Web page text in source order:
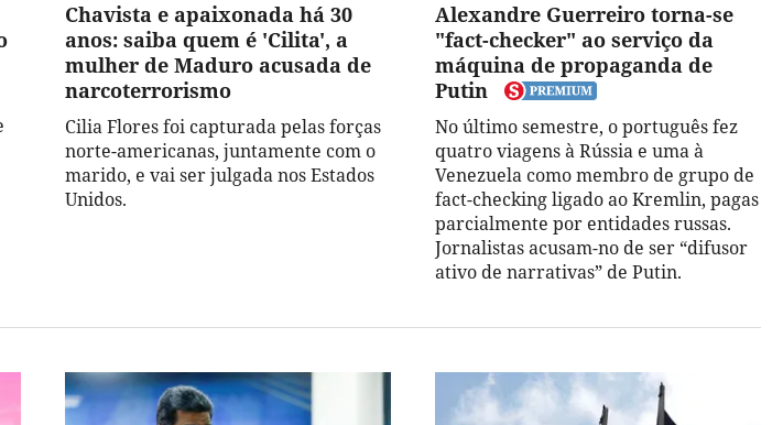
Chavista e apaixonada há 30
anos: saiba quem é 'Cilita', a
mulher de Maduro acusada de
narcoterrorismo
Cilia Flores foi capturada pelas forças
norte-americanas, juntamente com o
marido, e vai ser julgada nos Estados
Unidos.
Alexandre Guerreiro torna-se
"fact-checker" ao serviço da
máquina de propaganda de
Putin
No último semestre, o português fez
quatro viagens à Rússia e uma à
Venezuela como membro de grupo de
fact-checking ligado ao Kremlin, pagas
parcialmente por entidades russas.
Jornalistas acusam-no de ser “difusor
ativo de narrativas” de Putin.